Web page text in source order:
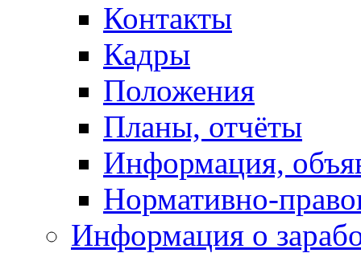
Контакты
Кадры
Положения
Планы, отчёты
Информация,
Нормативно-
Информация о